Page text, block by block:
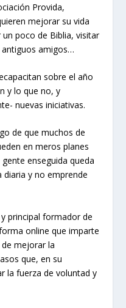
Provida,
mejorar su vida
poco de Biblia, visitar
amigos…
sobre el año
y lo que no, y
nuevas iniciativas.
de que muchos de
en meros planes
enseguida queda
diaria y no emprende
principal formador de
online que imparte
mejorar la
que, en su
la fuerza de voluntad y